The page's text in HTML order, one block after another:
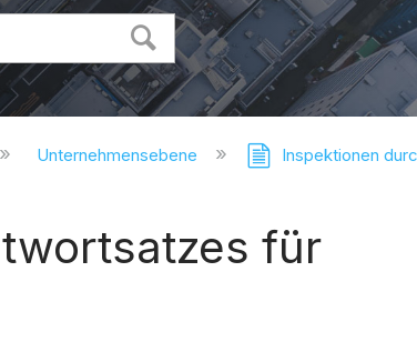
Unternehmensebene Inspektionen
für